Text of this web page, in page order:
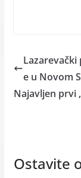
e u Novom
Najavljen prvi
Ostavite